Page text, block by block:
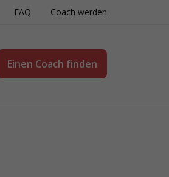
FAQ Coach werden
Einen Coach finden